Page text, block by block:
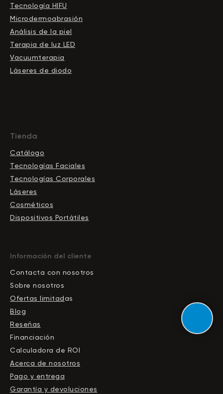
Tecnología HIFU
Microdermoabrasión
Análisis de la piel
Terapia de luz LED
Vacuumterapia
Láseres de diodo
Tienda
Catálogo
Tecnologías Faciales
Tecnologías Corporales
Láseres
Cosméticos
Dispositivos Portátiles
Información del cliente
Contacta con nosotros
Sobre nosotros
Ofertas limitadas
Blog
Reseñas
Financiación
Calculadora de ROI
Acerca de nosotros
Pago y entrega
Garantía y devoluciones